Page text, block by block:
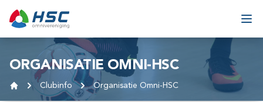
ORGANISATIE OMNI-HSC
Clubinfo Organisatie Omni-HSC